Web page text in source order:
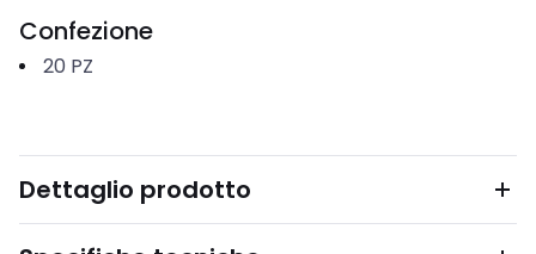
Confezione
20 PZ
Dettaglio prodotto